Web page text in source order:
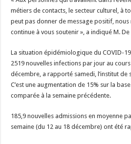
métiers de contacts, le secteur culturel, à
peut pas donner de message positif, nous
continue à vous soutenir », a indiqué M.
La situation épidémiologique du COVID-
2519 nouvelles infections par jour au
décembre, a rapporté samedi, l’institut de
C’est une augmentation de 15% sur la
comparée à la semaine précédente.
185,9 nouvelles admissions en moyenne
semaine (du 12 au 18 décembre) ont été